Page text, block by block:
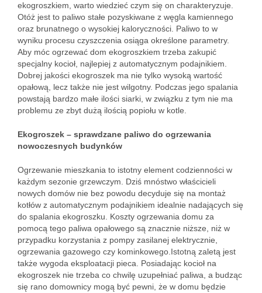
ekogroszkiem, warto wiedzieć czym się on charakteryzuje.
Otóż jest to paliwo stałe pozyskiwane z węgla kamiennego
oraz brunatnego o wysokiej kaloryczności. Paliwo to w
wyniku procesu czyszczenia osiąga określone parametry.
Aby móc ogrzewać dom ekogroszkiem trzeba zakupić
specjalny kocioł, najlepiej z automatycznym podajnikiem.
Dobrej jakości ekogroszek ma nie tylko wysoką wartość
opałową, lecz także nie jest wilgotny. Podczas jego spalania
powstają bardzo małe ilości siarki, w związku z tym nie ma
problemu ze zbyt dużą ilością popiołu w kotle.
Ekogroszek – sprawdzane paliwo do ogrzewania
nowoczesnych budynków
Ogrzewanie mieszkania to istotny element codzienności w
każdym sezonie grzewczym. Dziś mnóstwo właścicieli
nowych domów nie bez powodu decyduje się na montaż
kotłów z automatycznym podajnikiem idealnie nadających się
do spalania ekogroszku. Koszty ogrzewania domu za
pomocą tego paliwa opałowego są znacznie niższe, niż w
przypadku korzystania z pompy zasilanej elektrycznie,
ogrzewania gazowego czy kominkowego.Istotną zaletą jest
także wygoda eksploatacji pieca. Posiadając kocioł na
ekogroszek nie trzeba co chwilę uzupełniać paliwa, a budząc
się rano domownicy mogą być pewni, że w domu będzie